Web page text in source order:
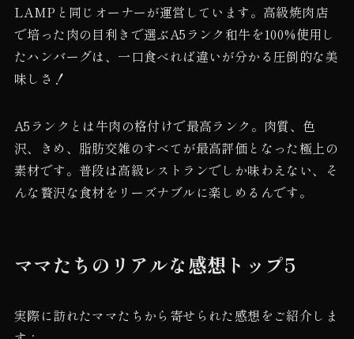
LAMPと同じオーナーが運営しています。高級焼肉店
で培った肉の目利きで選ぶA5ランク和牛を100%使用し
たハンバーグは、一口食べれば違いが分かる圧倒的な美
味しさ！
A5ランクとは牛肉の格付けで最高ランク。肉質、色
沢、きめ、脂肪交雑のすべてが最高評価となった極上の
素材です。普段は高級レストランでしか味わえない、そ
んな贅沢な食材をリーズナブルに楽しめるんです。
ママたちのリアルな感想トップ5
実際に訪れたママたちから寄せられた感想をご紹介しま